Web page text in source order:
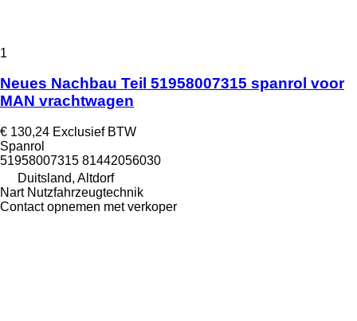
1
Neues Nachbau Teil 51958007315 spanrol voor
MAN vrachtwagen
€ 130,24 Exclusief BTW
Spanrol
51958007315 81442056030
Duitsland, Altdorf
Nart Nutzfahrzeugtechnik
Contact opnemen met verkoper